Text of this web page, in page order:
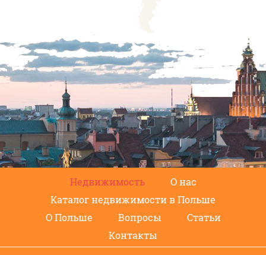
Недвижимость
О нас
Каталог недвижимости в Польше
О Польше
Вопросы
Статьи
Контакты